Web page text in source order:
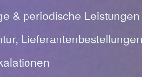
& periodische Leistungen
Lieferantenbestellungen